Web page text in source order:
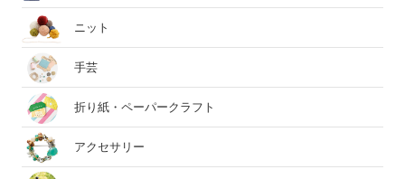
ニット
手芸
折り紙・ペーパークラフト
アクセサリー